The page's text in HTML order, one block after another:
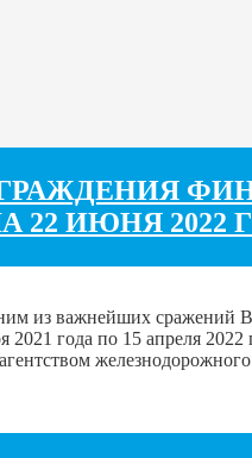
22 ИЮНЯ
из важнейших
2021 года по 15 апреля